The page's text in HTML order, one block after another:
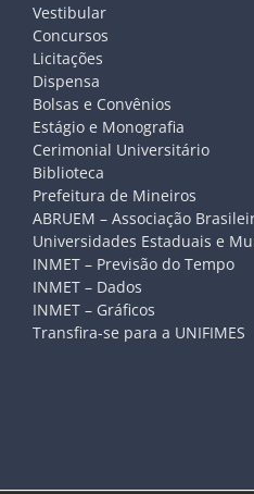
Vestibular
Concursos
Licitações
Dispensa
Bolsas e Convênios
Estágio e Monografia
Cerimonial Universitário
Biblioteca
Prefeitura de Mineiros
ABRUEM – Associação
Universidades Estaduais e
INMET – Previsão do Tempo
INMET – Dados
INMET – Gráficos
Transfira-se para a UNIFIMES